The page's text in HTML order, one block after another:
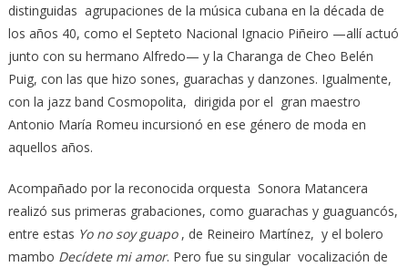
distinguidas agrupaciones de la música cubana en la década de
los años 40, como el Septeto Nacional Ignacio Piñeiro —allí actuó
junto con su hermano Alfredo— y la Charanga de Cheo Belén
Puig, con las que hizo sones, guarachas y danzones. Igualmente,
con la jazz band Cosmopolita, dirigida por el gran maestro
Antonio María Romeu incursionó en ese género de moda en
aquellos años.
Acompañado por la reconocida orquesta Sonora Matancera
realizó sus primeras grabaciones, como guarachas y guaguancós,
entre estas Yo no soy guapo, de Reineiro Martínez, y el bolero
mambo Decídete mi amor. Pero fue su singular vocalización de